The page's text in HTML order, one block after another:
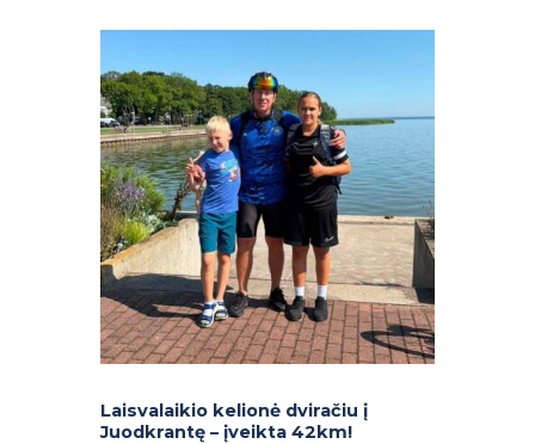
Laisvalaikio kelionė dviračiu į
Juodkrantę – įveikta 42km!